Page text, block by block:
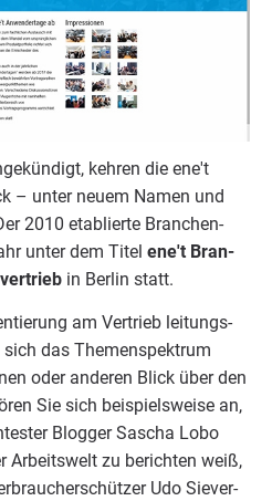
keh­ren die ene't
– unter neu­em Namen und
2010 eta­blier­te Bran­chen­
unter dem Titel ene't Bran­
in Ber­lin statt.
am Ver­trieb lei­tungs­
das The­men­spek­trum
oder ande­ren Blick über den
Sie sich bei­spiels­wei­se an,
Blog­ger Sascha Lobo
Arbeits­welt zu berich­ten weiß,
Udo Sie­ver­